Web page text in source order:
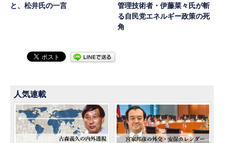
と、松井氏の一言
管理技術者・伊藤菜々氏が斬
る自民党エネルギー政策の死
角
人気連載